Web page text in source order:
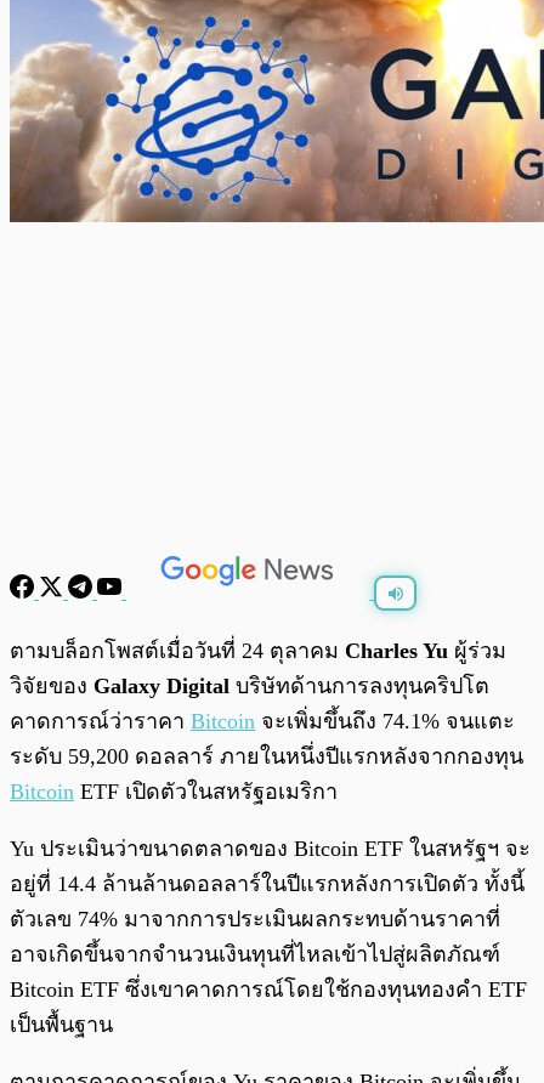
พร้อมเล่น /0:00
ตามบล็อกโพสต์เมื่อวันที่ 24 ตุลาคม Charles Yu ผู้ร่วม
วิจัยของ Galaxy Digital บริษัทด้านการลงทุนคริปโต
คาดการณ์ว่าราคา Bitcoin จะเพิ่มขึ้นถึง 74.1% จนแตะ
ระดับ 59,200 ดอลลาร์ ภายในหนึ่งปีแรกหลังจากกองทุน
Bitcoin ETF เปิดตัวในสหรัฐอเมริกา
Yu ประเมินว่าขนาดตลาดของ Bitcoin ETF ในสหรัฐฯ จะ
อยู่ที่ 14.4 ล้านล้านดอลลาร์ในปีแรกหลังการเปิดตัว ทั้งนี้
ตัวเลข 74% มาจากการประเมินผลกระทบด้านราคาที่
อาจเกิดขึ้นจากจำนวนเงินทุนที่ไหลเข้าไปสู่ผลิตภัณฑ์
Bitcoin ETF ซึ่งเขาคาดการณ์โดยใช้กองทุนทองคำ ETF
เป็นพื้นฐาน